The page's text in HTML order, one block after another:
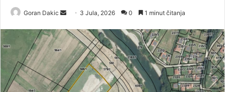
Goran Dakic
n
d
a
n
e
3 Jula, 2026 0 1 minut čitanja